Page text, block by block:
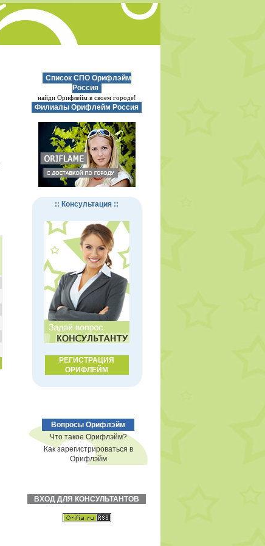
Список СПО Орифлэйм
Россия
найди Орифлейм в своем городе!
Филиалы Орифлейм Россия
:: Консультация ::
РЕГИСТРАЦИЯ
ОРИФЛЕЙМ
Вопросы Орифлэйм
Что такое Орифлэйм?
Как зарегистрироваться в
Орифлэйм
ВХОД ДЛЯ КОНСУЛЬТАНТОВ